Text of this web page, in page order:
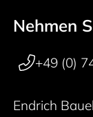
Footer
Nehmen
+49 (0)
Endrich